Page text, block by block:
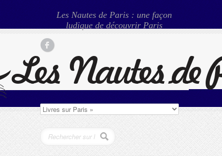
Les Nautes de Paris : une façon
ludique de découvrir Paris